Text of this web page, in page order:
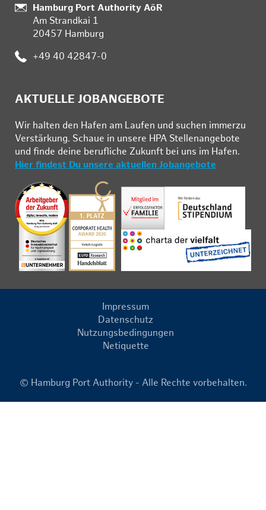
:
Hamburg Port Authority AöR
Am Strandkai 1
20457 Hamburg
: +49 40 42847-0
AKTUELLE JOBANGEBOTE
Wir hal­ten den Ha­fen am Lau­fen und su­chen im­mer­zu
Ver­stär­kung. Schau­e in un­se­re HPA Stel­len­an­ge­bo­te
und fin­de deine be­ruf­li­che Zu­kunft bei uns im Ha­fen.
Hier findest Du unsere aktuellen Jobangebote
Impressum
Datenschutz
Nutzungsbedingungen
Netiquette
© Hamburg Port Authority - Alle Rechte vorbehalten.